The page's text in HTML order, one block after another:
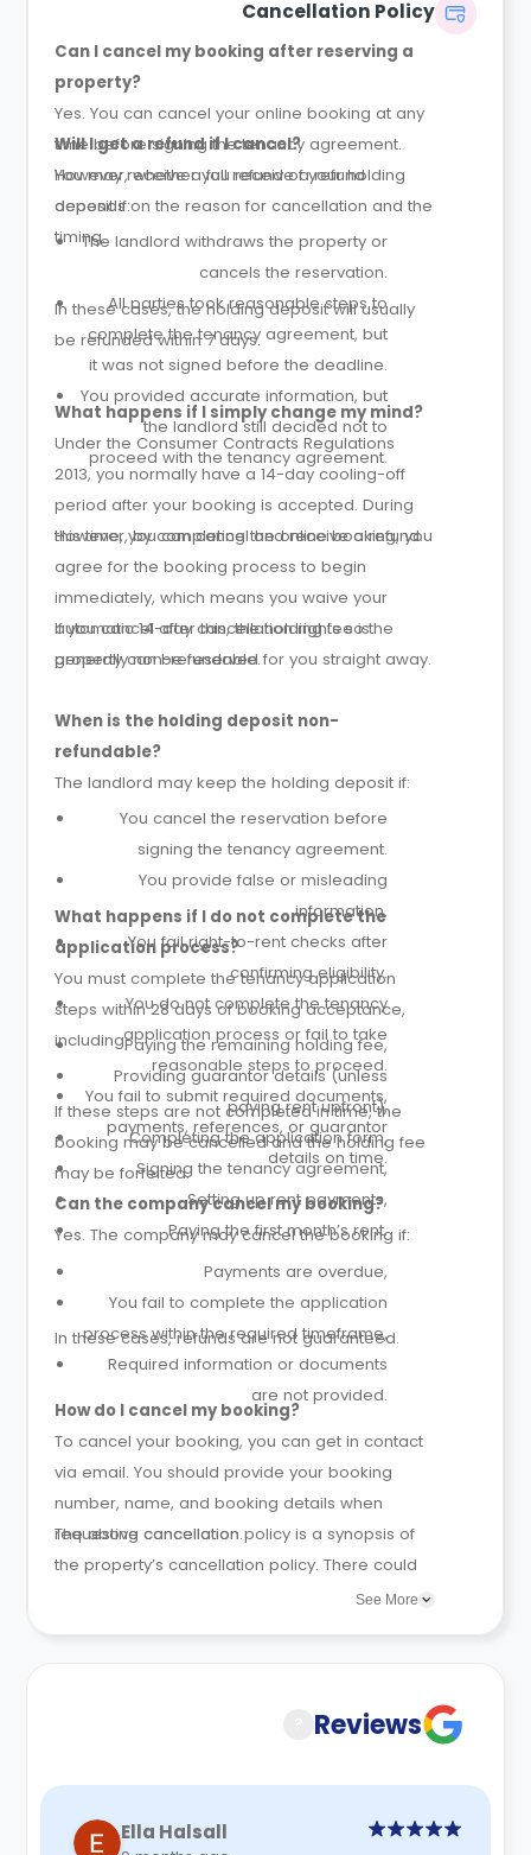
Cancellation Policy
Can I cancel my booking after reserving a
property?
Yes. You can cancel your online booking at any
time before signing the tenancy agreement.
However, whether you receive a refund
depends on the reason for cancellation and the
timing.
Will I get a refund if I cancel?
You may receive a full refund of your holding
deposit if:
The landlord withdraws the property or
cancels the reservation.
All parties took reasonable steps to
complete the tenancy agreement, but
it was not signed before the deadline.
You provided accurate information, but
the landlord still decided not to
proceed with the tenancy agreement.
In these cases, the holding deposit will usually
be refunded within 7 days.
What happens if I simply change my mind?
Under the Consumer Contracts Regulations
2013, you normally have a 14-day cooling-off
period after your booking is accepted. During
this time, you can cancel and receive a refund.
However, by completing the online booking, you
agree for the booking process to begin
immediately, which means you waive your
automatic 14-day cancellation rights so the
property can be reserved for you straight away.
If you cancel after this, the holding fee is
generally non-refundable.
When is the holding deposit non-
refundable?
The landlord may keep the holding deposit if:
You cancel the reservation before
signing the tenancy agreement.
You provide false or misleading
information.
You fail right-to-rent checks after
confirming eligibility.
You do not complete the tenancy
application process or fail to take
reasonable steps to proceed.
You fail to submit required documents,
payments, references, or guarantor
details on time.
What happens if I do not complete the
application process?
You must complete the tenancy application
steps within 28 days of booking acceptance,
including:Paying the remaining holding fee,
Providing guarantor details (unless
paying rent upfront),
Completing the application form,
Signing the tenancy agreement,
Setting up rent payments,
Paying the first month’s rent.
If these steps are not completed in time, the
booking may be cancelled and the holding fee
may be forfeited.
Can the company cancel my booking?
Yes. The company may cancel the booking if:
Payments are overdue,
You fail to complete the application
process within the required timeframe,
Required information or documents
are not provided.
In these cases, refunds are not guaranteed.
How do I cancel my booking?
To cancel your booking, you can get in contact
via email. You should provide your booking
number, name, and booking details when
requesting cancellation.
The above cancellation policy is a synopsis of
the property’s cancellation policy. There could
be a few changes incorporated from time to
See More
Reviews
Ella Halsall